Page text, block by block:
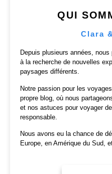
QUI
Clara
Depuis plusieurs années,
à la recherche de nouvelles
paysages différents.
Notre passion pour les
propre blog, où nous
et nos astuces pour voyager
responsable.
Nous avons eu la chance de
Europe, en Amérique du Sud,